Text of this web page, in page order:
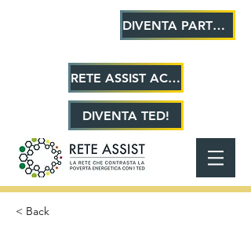
DIVENTA PARTNER!
RETE ASSIST ACADEMY
DIVENTA TED!
< Back